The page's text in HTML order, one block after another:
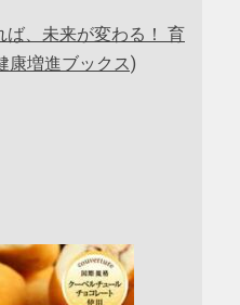
ば、未来が変わる！ 育
康増進ブックス)